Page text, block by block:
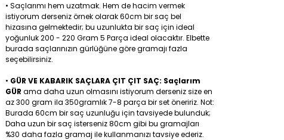
• Saçlarımı hem uzatmak. Hem de hacim vermek
istiyorum derseniz örnek olarak 60cm bir saç bel
hizasına gelmektedir; bu uzunlukta bir saç için ideal
yoğunluk 200 - 220 Gram 5 Parça ideal olacaktır. Elbette
burada saçlarınızın gürlüğüne göre gramajı fazla
seçebilirsiniz.
• GÜR VE KABARIK SAÇLARA ÇIT ÇIT SAÇ: Saçlarım
GÜR ama daha uzun olmasını istiyorum derseniz size en
az 300 gram ila 350gramlık 7-8 parça bir set öneririz. Not:
Burada 60cm bir saç uzunluğu için tavsiyede bulunduk;
Daha uzun bir saç isterseniz 80cm gibi bu gramajları
%30 daha fazla gramaj ile kullanmanızı tavsiye ederiz.